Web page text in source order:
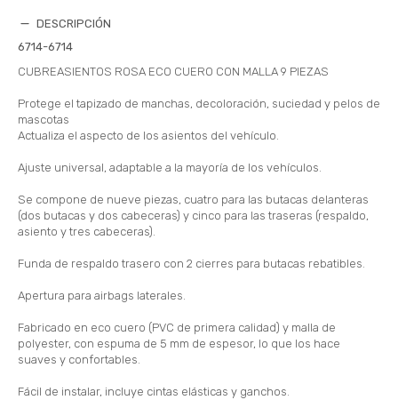
DESCRIPCIÓN
6714-6714
CUBREASIENTOS ROSA ECO CUERO CON MALLA 9 PIEZAS
Protege el tapizado de manchas, decoloración, suciedad y pelos de
mascotas
Actualiza el aspecto de los asientos del vehículo.
Ajuste universal, adaptable a la mayoría de los vehículos.
Se compone de nueve piezas, cuatro para las butacas delanteras
(dos butacas y dos cabeceras) y cinco para las traseras (respaldo,
asiento y tres cabeceras).
Funda de respaldo trasero con 2 cierres para butacas rebatibles.
Apertura para airbags laterales.
Fabricado en eco cuero (PVC de primera calidad) y malla de
polyester, con espuma de 5 mm de espesor, lo que los hace
suaves y confortables.
Fácil de instalar, incluye cintas elásticas y ganchos.